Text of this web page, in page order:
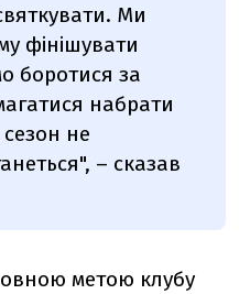
Ми
фінішувати
боротися за
набрати
не
– сказав
метою клубу